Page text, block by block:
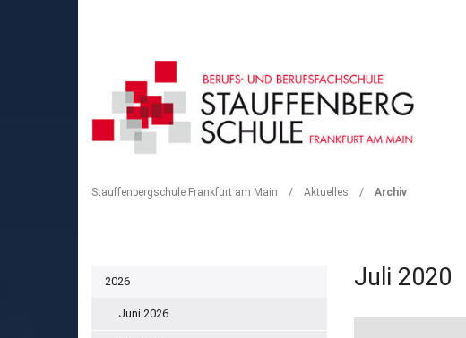
Stauffenbergschule Frankfurt am Main / Aktuelles / Archiv
2026
Juni 2026
Juli 2020